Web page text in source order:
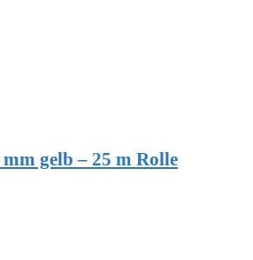
gelb – 25 m Rolle